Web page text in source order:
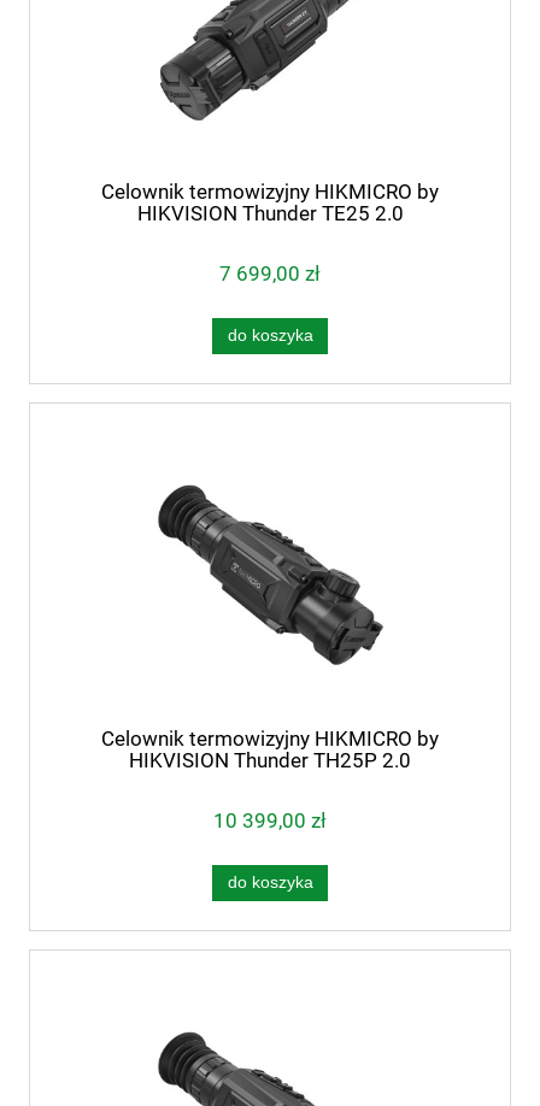
Celownik termowizyjny HIKMICRO by
HIKVISION Thunder TE25 2.0
7 699,00 zł
do koszyka
Celownik termowizyjny HIKMICRO by
HIKVISION Thunder TH25P 2.0
10 399,00 zł
do koszyka